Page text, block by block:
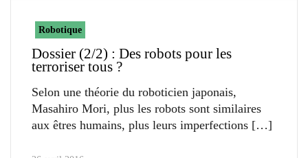
Robotique
Dossier (2/2) : Des robots pour les
terroriser tous ?
Selon une théorie du roboticien japonais,
Masahiro Mori, plus les robots sont similaires
aux êtres humains, plus leurs imperfections